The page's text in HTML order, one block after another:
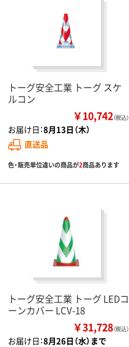
トーグ安全工業 トーグ スケ
ルコン
￥10,742（税込）
お届け日：8月13日（木）
直送品
色・販売単位違いの商品が2商品あります
トーグ安全工業 トーグ LEDコ
ーンカバー LCV-18
￥31,728（税込）
お届け日：8月26日（水）まで